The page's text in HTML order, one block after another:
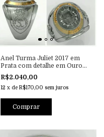
Anel Turma Juliet 2017 em
Prata com detalhe em Ouro
18k
R$2.040,00
12 x de R$170,00 sem juros